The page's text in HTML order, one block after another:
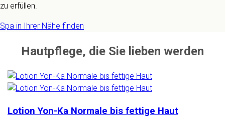
zu erfüllen.
Spa in Ihrer Nähe finden
Hautpflege, die Sie lieben werden
Lotion Yon-Ka Normale bis fettige Haut